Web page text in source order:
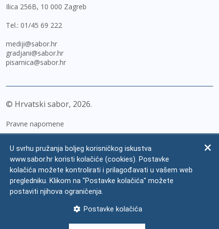
Ilica 256B, 10 000 Zagreb
Tel.: 01/45 69 222
mediji@sabor.hr
gradjani@sabor.hr
pisarnica@sabor.hr
© Hrvatski sabor, 2026
Pravne napomene
Zaštita osobnih podataka
Impressum
Česta pitanja
U svrhu pružanja boljeg korisničkog iskustva
www.sabor.hr koristi kolačiće (cookies). Postavke
kolačića možete kontrolirati i prilagođavati u vašem web
pregledniku. Klikom na "Postavke kolačića" možete
postaviti njihova ograničenja.
Postavke kolačića